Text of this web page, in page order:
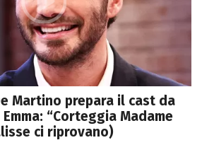
Martino prepara il cast da
“Corteggia Madame
ci riprovano)